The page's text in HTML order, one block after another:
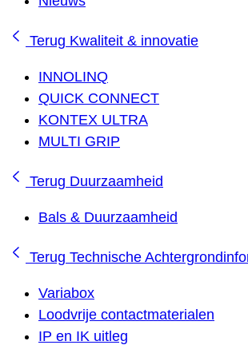
Terug Kwaliteit & innovatie
INNOLINQ
QUICK CONNECT
KONTEX ULTRA
MULTI GRIP
Terug Duurzaamheid
Bals & Duurzaamheid
Terug Technische
Variabox
Loodvrije contactmaterialen
IP en IK uitleg